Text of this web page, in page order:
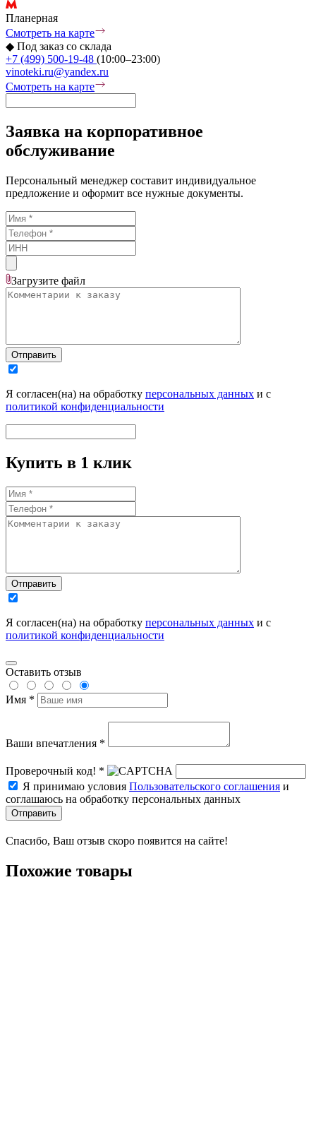
Планерная
Смотреть на карте
◆ Под заказ со склада
+7 (499) 500-19-48 (10:00–23:00)
vinoteki.ru@yandex.ru
Смотреть на карте
Заявка на корпоративное
обслуживание
Персональный менеджер составит индивидуальное
предложение и оформит все нужные документы.
Загрузите файл
Отправить
Я согласен(на) на обработку персональных данных и с
политикой конфиденциальности
Купить в 1 клик
Отправить
Я согласен(на) на обработку персональных данных и с
политикой конфиденциальности
Оставить отзыв
Имя *
Ваши впечатления *
Проверочный код! *
Я принимаю условия Пользовательского соглашения и
соглашаюсь на обработку персональных данных
Отправить
Спасибо, Ваш отзыв скоро появится на сайте!
Похожие товары